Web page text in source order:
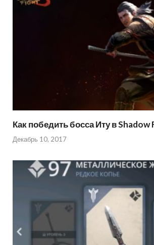
Как победить босса Иту в Shadow
Декабрь 10, 2017